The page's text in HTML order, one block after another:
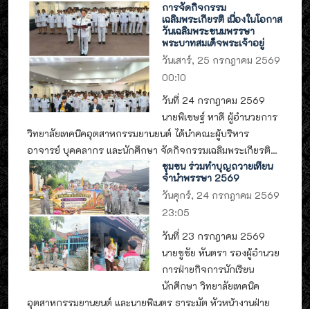
การจัดกิจกรรม
เฉลิมพระเกียรติ เนื่องในโอกาส
วันเฉลิมพระชนมพรรษา
พระบาทสมเด็จพระเจ้าอยู่
วันเสาร์, 25 กรกฎาคม 2569
00:10
วันที่ 24 กรกฎาคม 2569
นายพิเชษฐ์ หาดี ผู้อำนวยการ
วิทยาลัยเทคนิคอุตสาหกรรมยานยนต์ ได้นำคณะผู้บริหาร
อาจารย์ บุคคลากร และนักศึกษา จัดกิจกรรมเฉลิมพระเกียรติ...
ชุมชน ร่วมทำบุญถวายเทียน
จำนำพรรษา 2569
วันศุกร์, 24 กรกฎาคม 2569
23:05
วันที่ 23 กรกฎาคม 2569
นายชูชัย หันตรา รองผู้อำนวย
การฝ่ายกิจการนักเรียน
นักศึกษา วิทยาลัยเทคนิค
อุตสาหกรรมยานยนต์ และนายพิเนตร ธาระมัต หัวหน้างานฝ่าย